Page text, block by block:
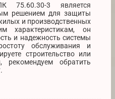
75.60.30-3 является
решением для защиты
и производственных
характеристикам, он
и надежность системы
обслуживания и
строительство или
рекомендуем обратить